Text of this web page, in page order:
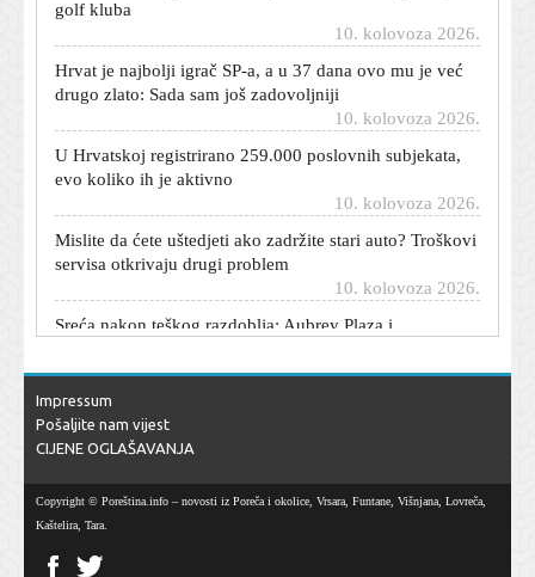
Hrvat je najbolji igrač SP-a, a u 37 dana ovo mu je već
drugo zlato: Sada sam još zadovoljniji
10. kolovoza 2026.
U Hrvatskoj registrirano 259.000 poslovnih subjekata,
evo koliko ih je aktivno
Mislite da ćete uštedjeti ako zadržite stari auto? Troškovi
servisa otkrivaju drugi problem
Sreća nakon teškog razdoblja: Aubrey Plaza i
Christopher Abbott dobili su prvo dijete
Automobil vam je stariji od deset godina? Ove brojke
10. kolovoza 2026.
Hakeri razvijaju AI alate za automatizaciju kibernetičkih
napada
Impressum
Pošaljite nam vijest
CIJENE OGLAŠAVANJA
Copyright © Poreština.info – novosti iz Poreča i okolice, Vrsara, Funtane, Višnjana, Lovreča,
Kaštelira, Tara.